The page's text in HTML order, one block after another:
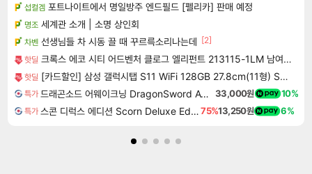
섭컬겜 포트나이트에서 명일방주 엔드필드 [펠리카] 판매 예정
명조 세계관 소개 | 소명 상인회
차벤 선생님들 차 시동 끌 때 꾸르륵소리나는데 [2]
핫딜 크록스 에코 시티 어드벤처 클로그 엘리펀트 213115-1LM 남여공용 220
핫딜 [카드할인] 삼성 갤럭시탭 S11 WiFi 128GB 27.8cm(11형) S펜포함 태블릿PC
특가 드래곤소드 어웨이크닝 DragonSword Awakening 33,000원 10%
특가 스콘 디럭스 에디션 Scorn Deluxe Edition75%13,250원 6%